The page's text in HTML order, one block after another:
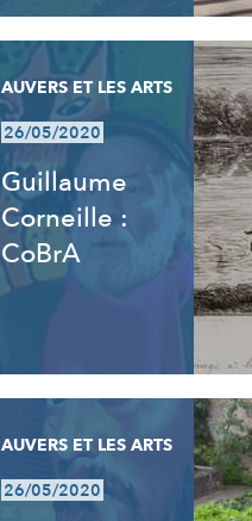
AUVERS ET LES ARTS
26/05/2020
Guillaume
Corneille :
CoBrA
AUVERS ET LES ARTS
26/05/2020